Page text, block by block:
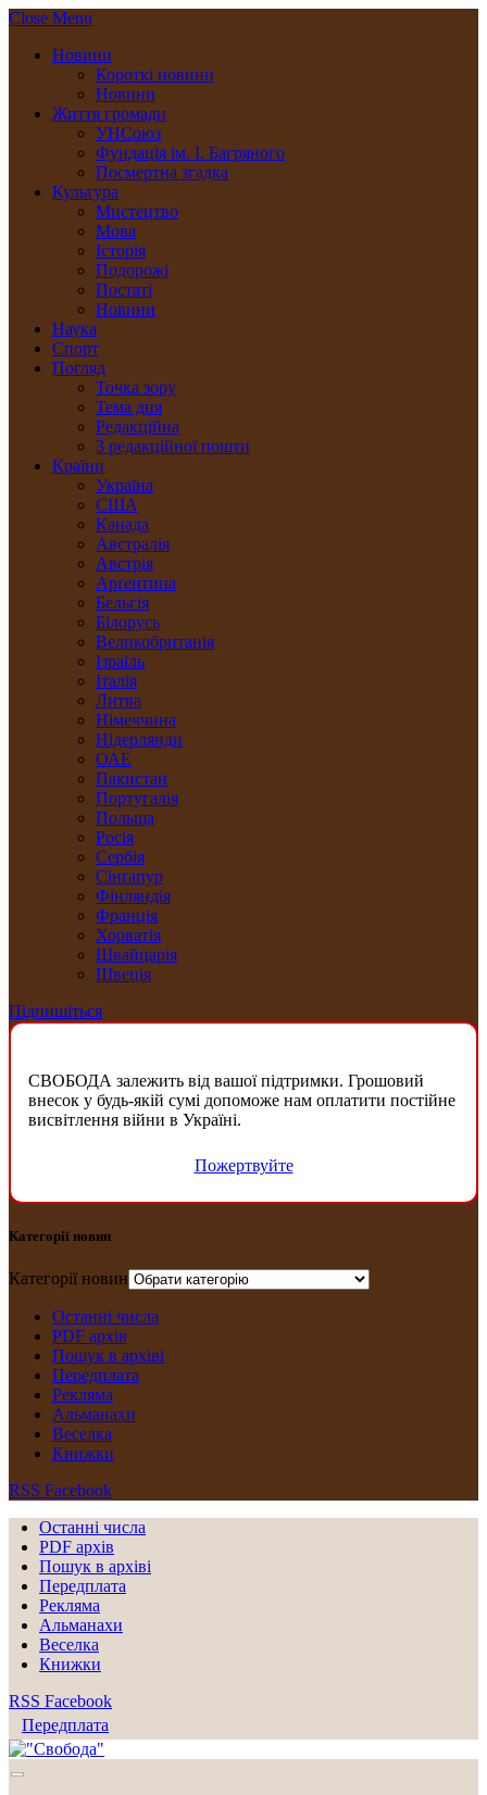
Close Menu
Новини
Короткі новини
Новини
Життя громади
УНСоюз
Фундація ім. І. Багряного
Посмертна згадка
Культура
Мистецтво
Мова
Історія
Подорожі
Постаті
Новини
Наука
Спорт
Погляд
Точка зору
Тема дня
Редакційна
З редакційної пошти
Країни
Україна
США
Канада
Австралія
Австрія
Арґентина
Бельгія
Білорусь
Великобританія
Ізраїль
Італія
Литва
Німеччина
Нідерлянди
ОАЕ
Пакистан
Португалія
Польща
Росія
Сербія
Сінґапур
Фінляндія
Франція
Хорватія
Швайцарія
Швеція
Підпишіться
СВОБОДА залежить від вашої підтримки. Грошовий
внесок у будь-якій сумі допоможе нам оплатити постійне
висвітлення війни в Україні.
Пожертвуйте
Категорії новин
Категорії новин
Останні числа
PDF архів
Пошук в архіві
Передплата
Рекляма
Альманахи
Веселка
Книжки
RSS Facebook
Останні числа
PDF архів
Пошук в архіві
Передплата
Рекляма
Альманахи
Веселка
Книжки
RSS Facebook
Передплата